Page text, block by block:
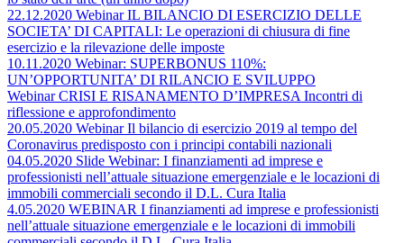
22.12.2020 Webinar IL BILANCIO DI ESERCIZIO DELLE
SOCIETA’ DI CAPITALI: Le operazioni di chiusura di fine
esercizio e la rilevazione delle imposte
10.11.2020 Webinar: SUPERBONUS 110%:
UN’OPPORTUNITA’ DI RILANCIO E SVILUPPO
Webinar CRISI E RISANAMENTO D’IMPRESA Incontri di
riflessione e approfondimento
20.05.2020 Webinar Il bilancio di esercizio 2019 al tempo del
Coronavirus predisposto con i principi contabili nazionali
04.05.2020 Slide Webinar: I finanziamenti ad imprese e
professionisti nell’attuale situazione emergenziale e le locazioni di
immobili commerciali secondo il D.L. Cura Italia
4.05.2020 WEBINAR I finanziamenti ad imprese e professionisti
nell’attuale situazione emergenziale e le locazioni di immobili